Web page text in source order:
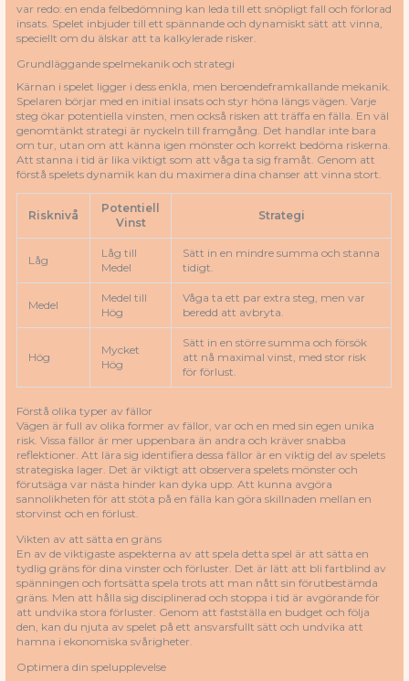
var redo: en enda felbedömning kan leda till ett snöpligt fall och förlorad
insats. Spelet inbjuder till ett spännande och dynamiskt sätt att vinna,
speciellt om du älskar att ta kalkylerade risker.
Grundläggande spelmekanik och strategi
Kärnan i spelet ligger i dess enkla, men beroendeframkallande mekanik.
Spelaren börjar med en initial insats och styr höna längs vägen. Varje
steg ökar potentiella vinsten, men också risken att träffa en fälla. En väl
genomtänkt strategi är nyckeln till framgång. Det handlar inte bara
om tur, utan om att känna igen mönster och korrekt bedöma riskerna.
Att stanna i tid är lika viktigt som att våga ta sig framåt. Genom att
förstå spelets dynamik kan du maximera dina chanser att vinna stort.
Risknivå
Potentiell
Vinst
Strategi
Låg
Låg till
Medel
Sätt in en mindre summa och stanna
tidigt.
Medel
Medel till
Hög
Våga ta ett par extra steg, men var
beredd att avbryta.
Hög
Mycket
Hög
Sätt in en större summa och försök
att nå maximal vinst, med stor risk
för förlust.
Förstå olika typer av fällor
Vägen är full av olika former av fällor, var och en med sin egen unika
risk. Vissa fällor är mer uppenbara än andra och kräver snabba
reflektioner. Att lära sig identifiera dessa fällor är en viktig del av spelets
strategiska lager. Det är viktigt att observera spelets mönster och
förutsäga var nästa hinder kan dyka upp. Att kunna avgöra
sannolikheten för att stöta på en fälla kan göra skillnaden mellan en
storvinst och en förlust.
Vikten av att sätta en gräns
En av de viktigaste aspekterna av att spela detta spel är att sätta en
tydlig gräns för dina vinster och förluster. Det är lätt att bli fartblind av
spänningen och fortsätta spela trots att man nått sin förutbestämda
gräns. Men att hålla sig disciplinerad och stoppa i tid är avgörande för
att undvika stora förluster. Genom att fastställa en budget och följa
den, kan du njuta av spelet på ett ansvarsfullt sätt och undvika att
hamna i ekonomiska svårigheter.
Optimera din spelupplevelse